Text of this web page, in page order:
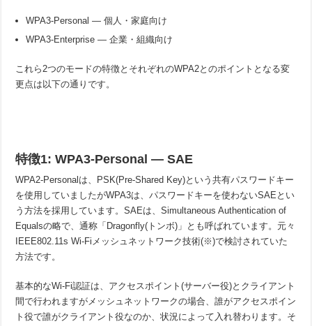
WPA3-Personal — 個人・家庭向け
WPA3-Enterprise — 企業・組織向け
これら2つのモードの特徴とそれぞれのWPA2とのポイントとなる変
更点は以下の通りです。
特徴1: WPA3-Personal — SAE
WPA2-Personalは、PSK(Pre-Shared Key)という共有パスワードキー
を使用していましたがWPA3は、パスワードキーを使わないSAEとい
う方法を採用しています。SAEは、Simultaneous Authentication of
Equalsの略で、通称「Dragonfly(トンボ)」とも呼ばれています。元々
IEEE802.11s Wi-Fiメッシュネットワーク技術(※)で検討されていた
方法です。
基本的なWi-Fi認証は、アクセスポイント(サーバー役)とクライアント
間で行われますがメッシュネットワークの場合、誰がアクセスポイン
ト役で誰がクライアント役なのか、状況によって入れ替わります。そ